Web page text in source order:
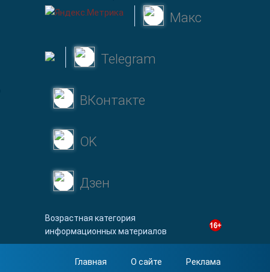
Макс
Telegram
ВКонтакте
OK
Дзен
Возрастная категория
информационных материалов
Главная О сайте Реклама